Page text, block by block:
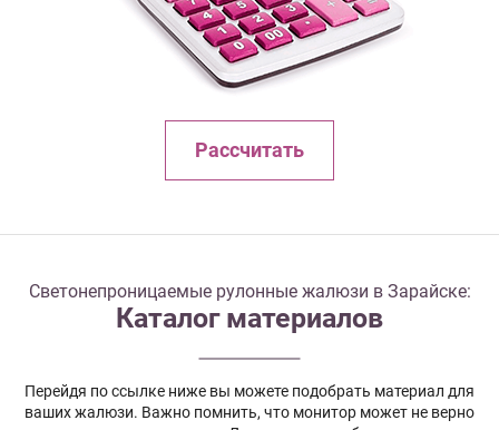
Рассчитать
Светонепроницаемые рулонные жалюзи в Зарайске:
Каталог материалов
Перейдя по ссылке ниже вы можете подобрать материал для
ваших жалюзи. Важно помнить, что монитор может не верно